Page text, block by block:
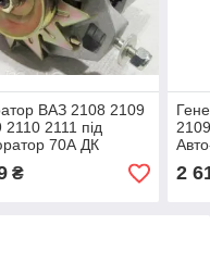
ВАЗ 2108 2109
2110 2111 під
70А ДК
₴ 2